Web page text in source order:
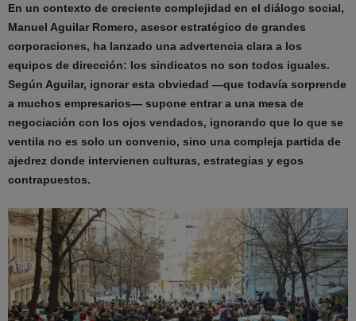
En un contexto de creciente complejidad en el diálogo social,
Manuel Aguilar Romero, asesor estratégico de grandes
corporaciones, ha lanzado una advertencia clara a los
equipos de dirección: los sindicatos no son todos iguales.
Según Aguilar, ignorar esta obviedad —que todavía sorprende
a muchos empresarios— supone entrar a una mesa de
negociación con los ojos vendados, ignorando que lo que se
ventila no es solo un convenio, sino una compleja partida de
ajedrez donde intervienen culturas, estrategias y egos
contrapuestos.